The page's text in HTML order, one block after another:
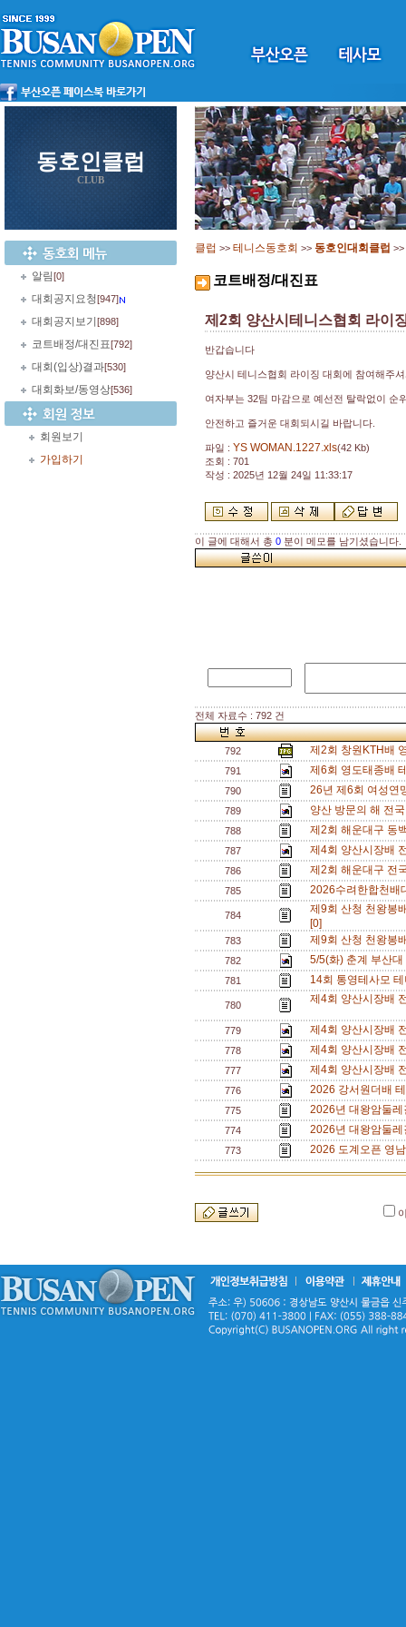
동호인클럽
CLUB
알림[0]
대회공지요청[947]
대회공지보기 [898]
코트배정/대진표[792]
대회(입상)결과[530]
대회화보/동영상[536]
회원보기
가입하기
클럽 >> 테니스동호회 >> 동호인대회클럽 >>
코트배정/대진표
제2회 양산시테니스협회 라이
반갑습니다
양산시 테니스협회 라이징 대회에 참여해주
여자부는 32팀 마감으로 예선전 탈락없이 순
안전하고 즐거운 대회되시길 바랍니다.
파일 : YS WOMAN.1227.xls(42 Kb)
조회 : 701
작성 : 2025년 12월 24일 11:33:17
이 글에 대해서 총 0 분이 메모를 남기셨습니다.
전체 자료수 : 792 건
792 제2회 창원KTH배
791 제6회 영도태종배
790 26년 제6회 여성연
789 양산 방문의 해 전
788 제2회 해운대구 동
787 제4회 양산시장배
786 제2회 해운대구 전
785 2026수려한합천
784
제9회 산청 천왕봉
[0]
783 제9회 산청 천왕봉
782 5/5(화) 춘계 부산
781 14회 통영테사모
780 제4회 양산시장배
779 제4회 양산시장배
778 제4회 양산시장배
777 제4회 양산시장배
776 2026 강서원더배
775 2026년 대왕암둘
774 2026년 대왕암둘
773 2026 도계오픈 영